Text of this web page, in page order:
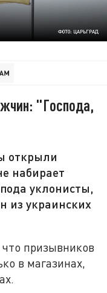
ФОТО: ЦАРЬГРАД
"Господа,
открыли
набирает
уклонисты,
из украинских
призывников
в магазинах,